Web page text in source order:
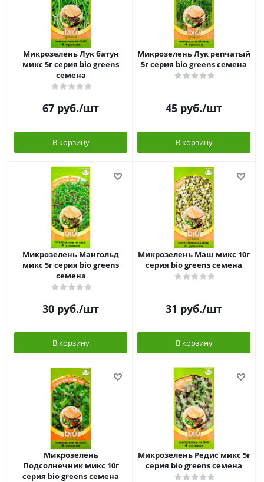
Микрозелень Лук батун
микс 5г серия bio greens
семена
67 руб./шт
В корзину
Микрозелень Лук репчатый
5г серия bio greens семена
45 руб./шт
В корзину
Микрозелень Мангольд
микс 5г серия bio greens
семена
30 руб./шт
В корзину
Микрозелень Маш микс 10г
серия bio greens семена
31 руб./шт
В корзину
Микрозелень
Подсолнечник микс 10г
серия bio greens семена
Микрозелень Редис микс 5г
серия bio greens семена